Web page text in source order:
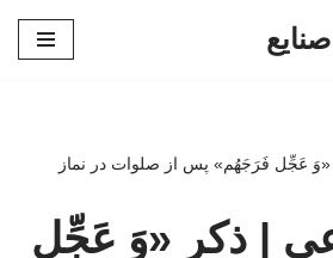
عَجِّل فَرَجَهُم» پس از صلوات در نماز
| ذکر «وَ عَجِّل